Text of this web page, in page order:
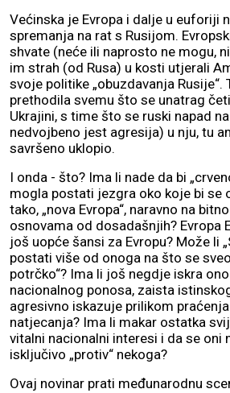
Većinska je Evropa i dalje u euforiji
spremanja na rat s Rusijom.
shvate (neće ili naprosto ne mogu,
im strah (od Rusa) u kosti utjerali
svoje politike „obuzdavanja Rusije“.
prethodila svemu što se unatrag
Ukrajini, s time što se ruski napad
nedvojbeno jest agresija) u nju, tu
savršeno uklopio.
I onda - što? Ima li nade da bi
mogla postati jezgra oko koje bi se
tako, „nova Evropa“, naravno na
osnovama od dosadašnjih? Evropa
još uopće šansi za Evropu? Može li
postati više od onoga na što se
potrčko“? Ima li još negdje iskra
nacionalnog ponosa, zaista
agresivno iskazuje prilikom
natjecanja? Ima li makar ostatka
vitalni nacionalni interesi i da se oni
isključivo „protiv“ nekoga?
Ovaj novinar prati međunarodnu